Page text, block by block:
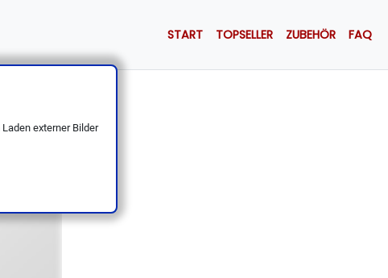
externer Bilder
START TOPSELLER ZUBEHÖR FAQ